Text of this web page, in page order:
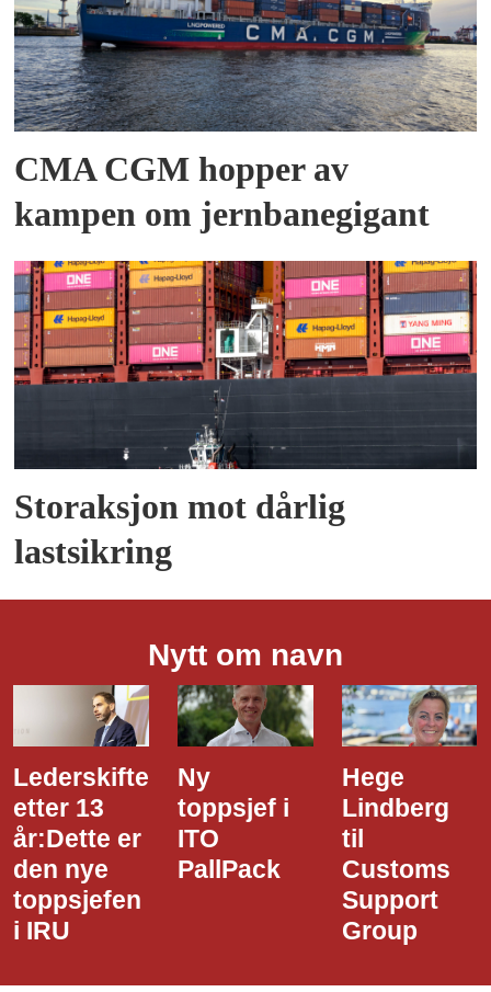
CMA CGM hopper av
kampen om jernbanegigant
Storaksjon mot dårlig
lastsikring
Nytt om navn
Ny
toppsjef i
ITO
PallPack
Hege
Lindberg
til
Customs
Dette er
den nye
i Narvik
Havn